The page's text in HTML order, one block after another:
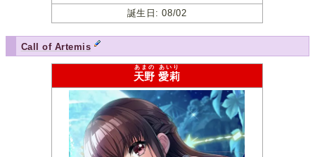
誕生日: 08/02
Call of Artemis
天野
あまの
愛莉
あいり